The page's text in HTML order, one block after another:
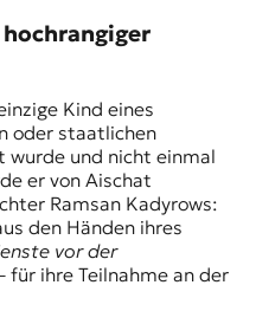
Kind eines
oder staatlichen
wurde und nicht einmal
er von Aischat
Ramsan Kadyrows:
den Händen ihres
vor der
für ihre Teilnahme an der